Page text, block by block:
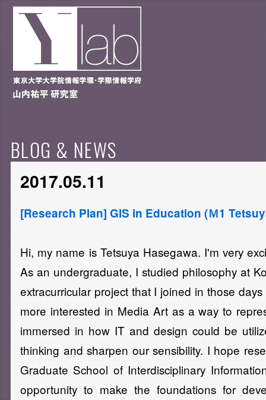
BLOG & NEWS
2017.05.11
[Research Plan] GIS in Education (Ｍ1
Hi, my name is Tetsuya Hasegawa. I'm very
As an undergraduate, I studied philosophy at
extracurricular project that I joined in those
more interested in Media Art as a way to
immersed in how IT and design could be
thinking and sharpen our sensibility. I hope
Graduate School of Interdisciplinary
opportunity to make the foundations for